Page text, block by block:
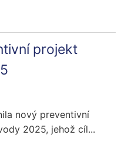
projekt
nový preventivní
2025, jehož cíl...